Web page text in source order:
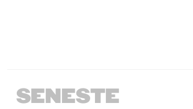
SENESTE